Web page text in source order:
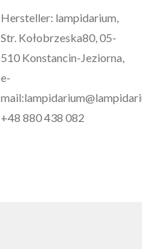
Hersteller: lampidarium,
Str. Kołobrzeska80, 05-
510 Konstancin-Jeziorna,
e-
+48 880 438 082